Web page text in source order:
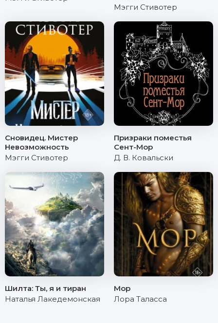
Мэгги Стивотер
Сновидец. Мистер
Невозможность
Мэгги Стивотер
Призраки поместья
Сент-Мор
Д. В. Ковальски
Шилта: Ты, я и тиран
Наталья Лакедемонская
Мор
Лора Таласса